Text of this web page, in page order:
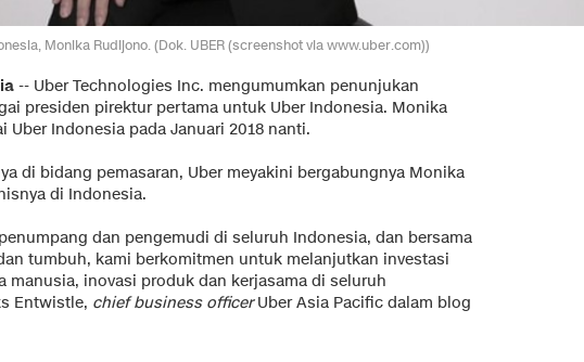
Monika Rudijono. (Dok. UBER (screenshot via www.uber.com))
-- Uber Technologies Inc. mengumumkan penunjukan
presiden pirektur pertama untuk Uber Indonesia. Monika
Uber Indonesia pada Januari 2018 nanti.
di bidang pemasaran, Uber meyakini bergabungnya Monika
di Indonesia.
dan pengemudi di seluruh Indonesia, dan bersama
tumbuh, kami berkomitmen untuk melanjutkan investasi
manusia, inovasi produk dan kerjasama di seluruh
Entwistle, chief business officerUber Asia Pacific dalam blog